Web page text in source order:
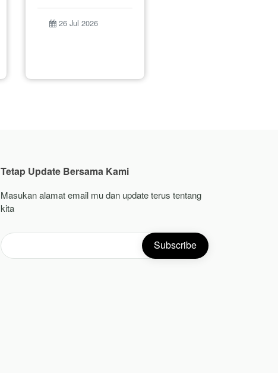
26 Jul 2026
Tetap Update Bersama Kami
Masukan alamat email mu dan update terus tentang
kita